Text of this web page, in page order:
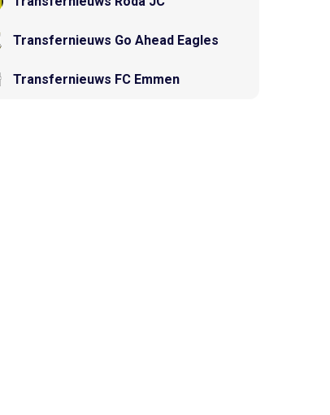
Transfernieuws Go Ahead Eagles
Transfernieuws FC Emmen